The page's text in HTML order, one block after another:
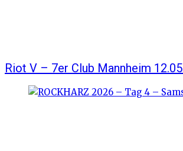
Riot V – 7er Club Mannheim